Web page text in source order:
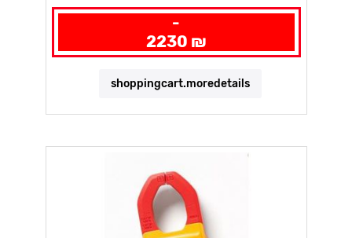
-
2230 ₪
shoppingcart.moredetails